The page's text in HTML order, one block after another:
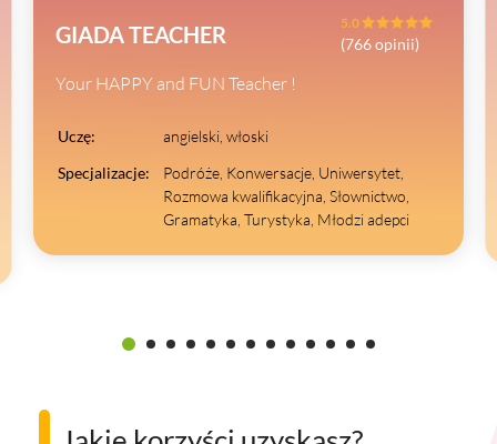
GIADA TEACHER 5.0
(766 opinii)
Your HAPPY and FUN Teacher !
Uczę:
angielski, włoski
Specjalizacje:
Podróże, Konwersacje, Uniwersytet,
Rozmowa kwalifikacyjna, Słownictwo,
Gramatyka, Turystyka, Młodzi adepci